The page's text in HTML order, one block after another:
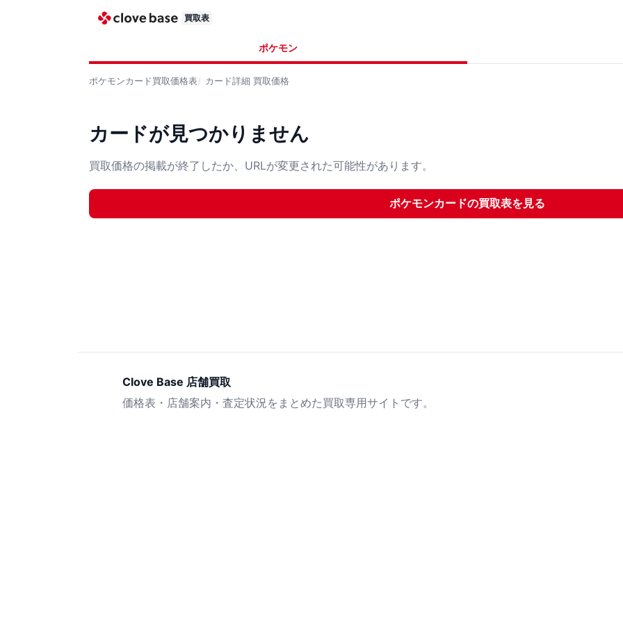
買取表
ポケモン
ポケモンカード買取価格表 カード詳細 買取価格
カードが見つかりません
買取価格の掲載が終了したか、URLが変更された可能性があります。
ポケモンカードの買取表を見る
Clove Base 店舗買取
価格表・店舗案内・査定状況をまとめた買取専用サイトです。